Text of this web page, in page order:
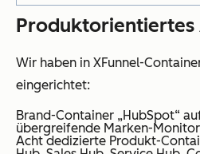
Produktorientiertes
Wir haben in XFunnel-
eingerichtet:
Brand-Container „HubSpot“
übergreifende Marken-
Acht dedizierte Produkt-